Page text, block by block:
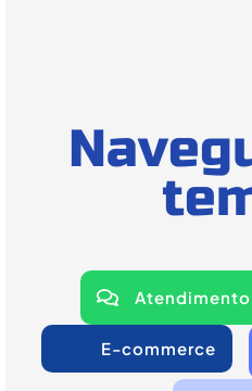
Atendimento
E-commerce